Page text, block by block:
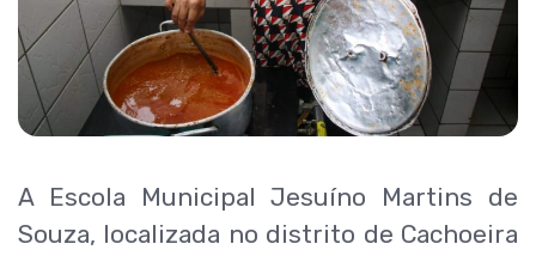
A Escola Municipal Jesuíno Martins de
Souza, localizada no distrito de Cachoeira